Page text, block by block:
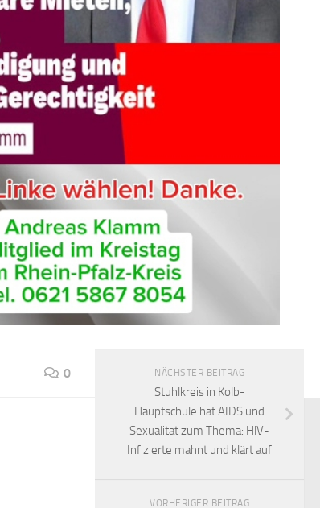
0 NÄCHSTER BEITRAG
Stuhlkreis in Kolb-
Hauptschule hat AIDS und
Sexualität zum Thema: HlV-
Infizierte mahnt und klärt auf
VORHERIGER BEITRAG